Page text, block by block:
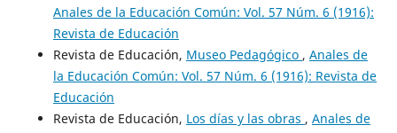
Anales de la Educación Común: Vol. 57 Núm. 6 (1916):
Revista de Educación
Revista de Educación, Museo Pedagógico , Anales de
la Educación Común: Vol. 57 Núm. 6 (1916): Revista de
Educación
Revista de Educación, Los días y las obras , Anales de